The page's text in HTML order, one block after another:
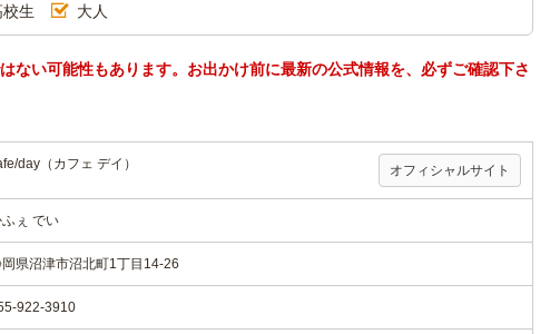
生
大人
ない可能性もあります。お出かけ前に最新の公式情報を、必ずご確認下さ
day（カフェ デイ） オフィシャルサイト
ぇ でい
県沼津市沼北町1丁目14-26
922-3910